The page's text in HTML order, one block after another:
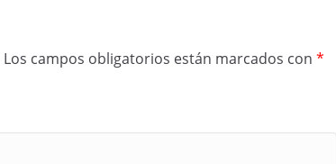
Los campos obligatorios están marcados con *